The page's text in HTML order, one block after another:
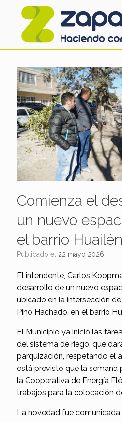
Comienza el
un nuevo
el barrio Huailén
Publicado el 22 mayo 2026
El intendente, Carlos
desarrollo de un nuevo
ubicado en la intersección
Pino Hachado, en el barrio
El Municipio ya inició las
del sistema de riego, que
parquización, respetando el
está previsto que la semana
la Cooperativa de Energía
trabajos para la colocación
La novedad fue